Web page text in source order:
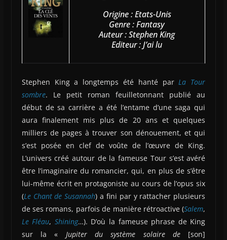
Origine : Etats-Unis
Genre : Fantasy
Auteur : Stephen King
Editeur : J’ai lu
Stephen King a longtemps été hanté parLa Tour
sombre. Le petit roman feuilletonnant publié au
début de sa carrière a été l’entame d’une saga qui
aura finalement mis plus de 20 ans et quelques
milliers de pages à trouver son dénouement, et qui
s’est posée en clef de voûte de l’œuvre de King.
L’univers créé autour de la fameuse Tour s’est avéré
être l’imaginaire du romancier, qui, en plus de s’être
lui-même écrit en protagoniste au cours de l’opus six
(Le Chant de Susannah) a fini par y rattacher plusieurs
de ses romans, parfois de manière rétroactive (Salem,
Le Fléau, Shining…). D’où la fameuse phrase de King
sur la « Jupiter du système solaire de[son]